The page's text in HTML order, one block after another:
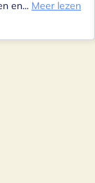
en... Meer lezen